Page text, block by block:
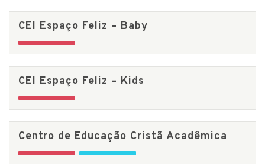
CEI Espaço Feliz – Baby
CEI Espaço Feliz – Kids
Centro de Educação Cristã Acadêmica